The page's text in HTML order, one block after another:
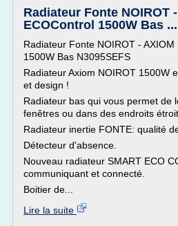
Radiateur Fonte NOIROT
ECOControl 1500W Bas ...
Radiateur Fonte NOIROT -
1500W Bas N3095SEFS
Radiateur Axiom NOIROT 1500W
et design !
Radiateur bas qui vous permet de
fenêtres ou dans des endroits
Radiateur inertie FONTE: qualité
Détecteur d'absence.
Nouveau radiateur SMART ECO
communiquant et connecté.
Boitier de...
Lire la suite